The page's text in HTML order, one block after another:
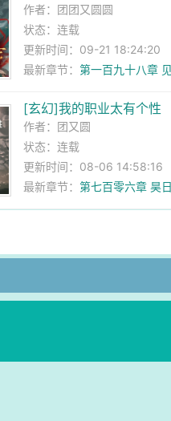
作者： 团团又圆圆
状态：连载
更新时间：09-21 18:24:20
最新章节：第一百九十八章
[玄幻]我的职业太有个性
作者： 团又圆
状态：连载
更新时间：08-06 14:58:16
最新章节：第七百零六章 昊